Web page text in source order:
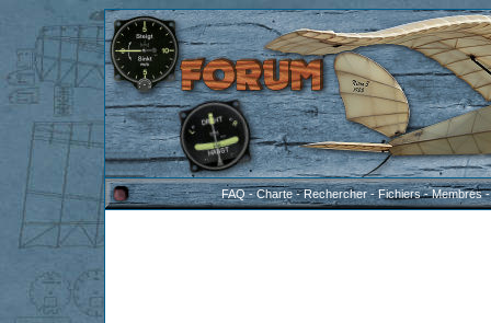
FAQ-Charte-Rechercher-Fichiers-Membres